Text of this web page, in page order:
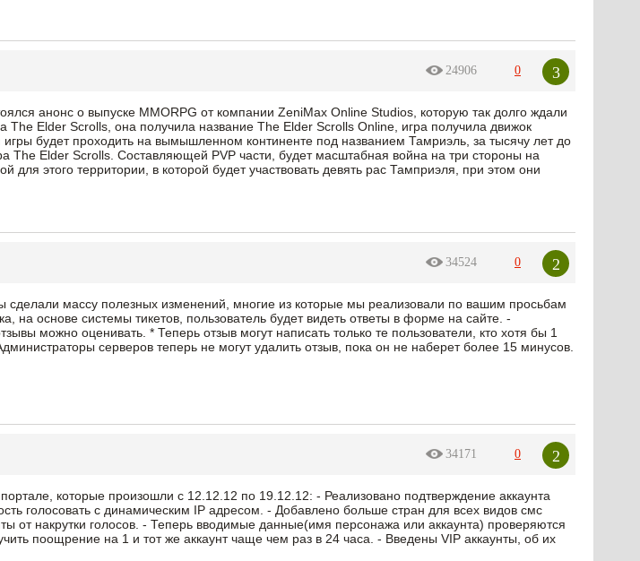
24906 0 3
анонс о выпуске MMORPG от компании ZeniMax Online Studios, которую так долго ждали
The Elder Scrolls, она получила название The Elder Scrolls Online, игра получила движок
игры будет проходить на вымышленном континенте под названием Тамриэль, за тысячу лет до
The Elder Scrolls. Cоставляющей PVP части, будет масштабная война на три стороны на
для этого территории, в которой будет участвовать девять рас Тамприэля, при этом они
34524 0 2
массу полезных изменений, многие из которые мы реализовали по вашим просьбам
на основе системы тикетов, пользователь будет видеть ответы в форме на сайте. -
можно оценивать. * Теперь отзыв могут написать только те пользователи, кто хотя бы 1
серверов теперь не могут удалить отзыв, пока он не наберет более 15 минусов.
34171 0 2
которые произошли с 12.12.12 по 19.12.12: - Реализовано подтверждение аккаунта
голосовать с динамическим IP адресом. - Добавлено больше стран для всех видов смс
от накрутки голосов. - Теперь вводимые данные(имя персонажа или аккаунта) проверяются
поощрение на 1 и тот же аккаунт чаще чем раз в 24 часа. - Введены VIP аккаунты, об их